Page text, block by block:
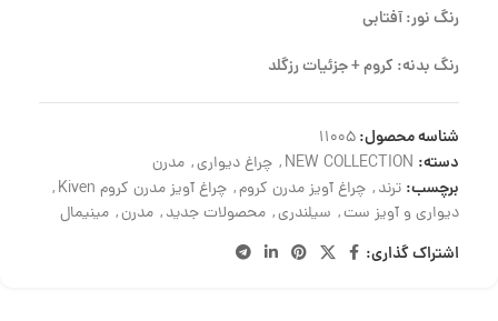
رنگ نور: آفتابی
رنگ بدنه: کروم + جزئیات رزگلد
شناسه محصول:11005
دسته: NEW COLLECTION
, چراغ دیواری, مدرن
برچسب: ترند, چراغ آویز مدرن کروم, چراغ آویز مدرن کروم Kiven
,
دیواری و آویز ست, سیلندری, محصولات جدید, مدرن, مینیمال
اشتراک گذاری: